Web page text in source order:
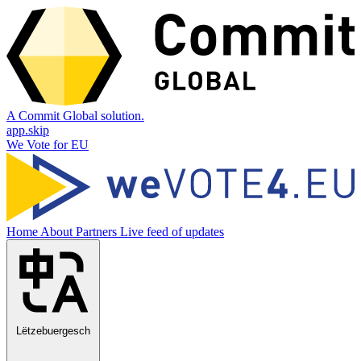
A Commit Global solution.
app.skip
We Vote for EU
Home About Partners Live feed of updates
Lëtzebuergesch